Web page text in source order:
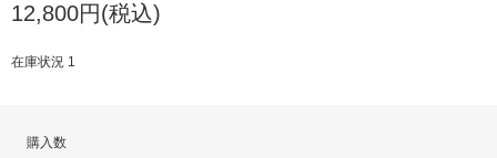
12,800円(税込)
在庫状況 1
購入数